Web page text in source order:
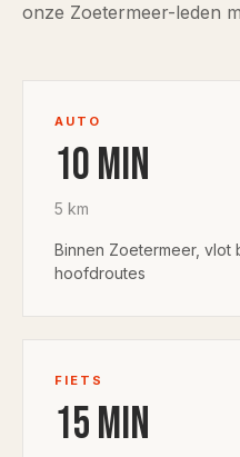
onze Zoetermeer-leden
AUTO
10min
5 km
Binnen Zoetermeer, vlot
hoofdroutes
FIETS
15min